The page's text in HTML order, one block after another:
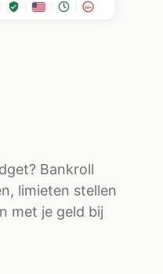
18+
Bankroll
limieten stellen
met je geld bij